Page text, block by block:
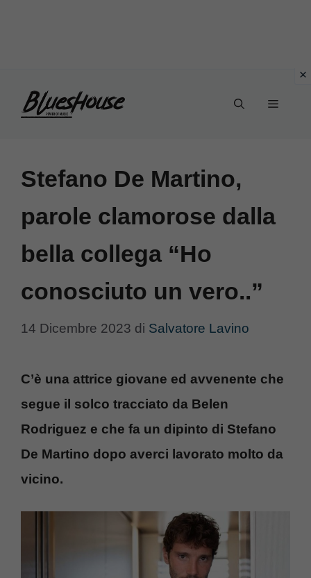
Menu
Stefano De Martino,
parole clamorose dalla
bella collega “Ho
conosciuto un vero..”
14 Dicembre 2023 di Salvatore Lavino
C’è una attrice giovane ed avvenente che
segue il solco tracciato da Belen
Rodriguez e che fa un dipinto di Stefano
De Martino dopo averci lavorato molto da
vicino.